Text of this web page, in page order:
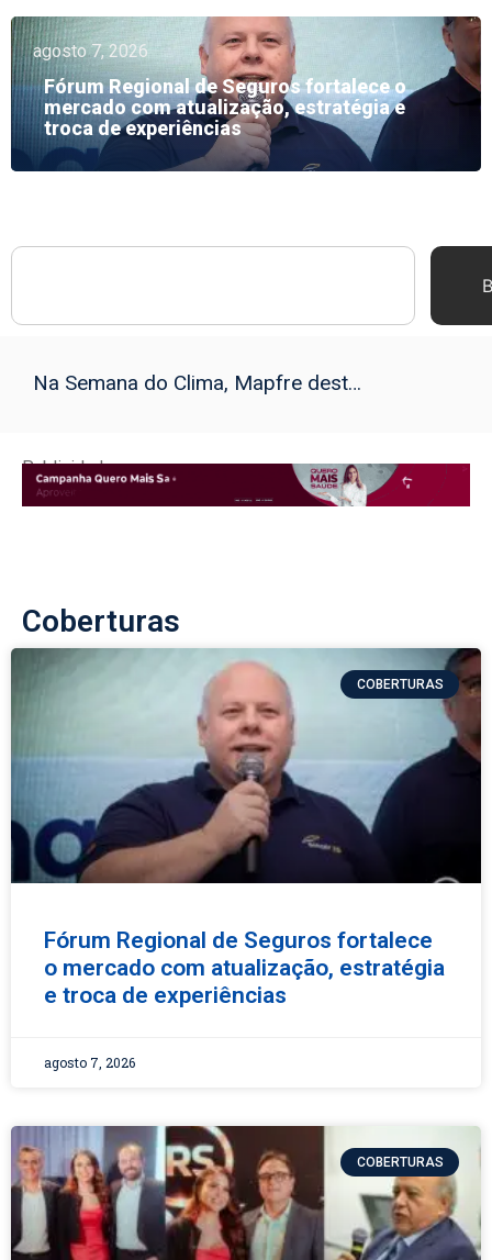
agosto 7, 2026
Fórum Regional de Seguros fortalece o
mercado com atualização, estratégia e
troca de experiências
Na Semana do Clima, Mapfre destaca papel do seguro para ampliar projetos de transição climática
Publicidade
Coberturas
COBERTURAS
Fórum Regional de Seguros fortalece
o mercado com atualização, estratégia
e troca de experiências
agosto 7, 2026
COBERTURAS